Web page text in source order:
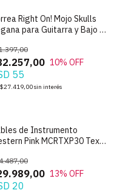
Right On! Mojo Skulls
para Guitarra y Bajo -
10% OFF
55
$27.419,00sin interés
de Instrumento
Pink MCRTXP30 Textil
13% OFF
20